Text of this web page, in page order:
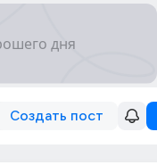
Создать пост